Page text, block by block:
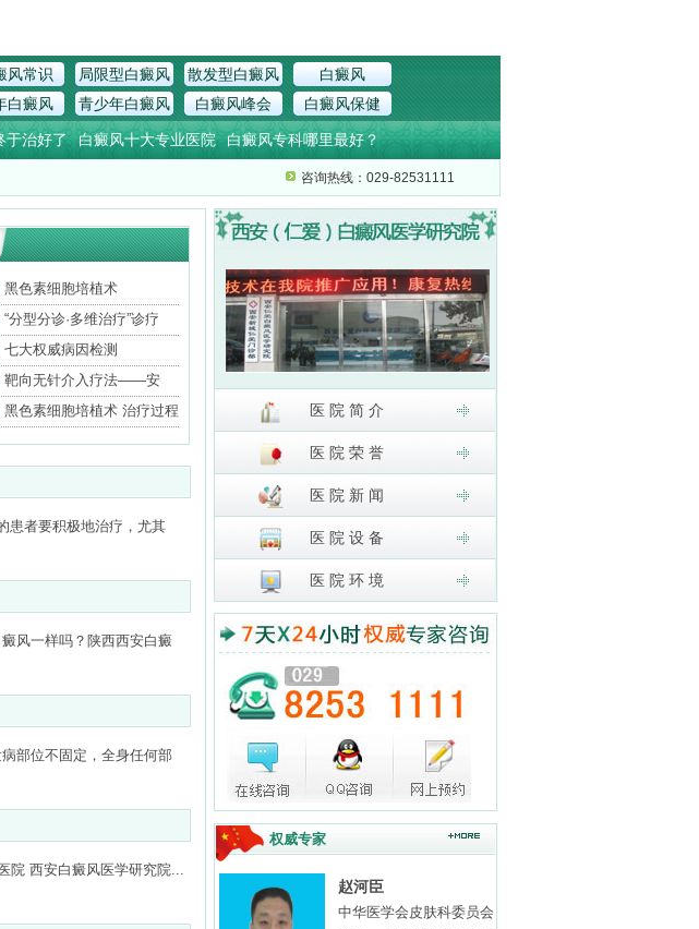
风常识 局限型白癜风 散发型白癜风
白癜风
白癜风 青少年白癜风 白癜风峰会 白癜风保健
于治好了 白癜风十大专业医院 白癜风专科哪里最好？
咨询热线：029-82531111
黑色素细胞培植术
“分型分诊·多维治疗”诊疗
七大权威病因检测
靶向无针介入疗法——安
、
黑色素细胞培植术 治疗过程
患者要积极地治疗，尤其
风一样吗？陕西西安白癜
部位不固定，全身任何部
院 西安白癜风医学研究院...
医 院 简 介
医 院 荣 誉
医 院 新 闻
医 院 设 备
医 院 环 境
权威专家
赵河臣
中华医学会皮肤科委员会